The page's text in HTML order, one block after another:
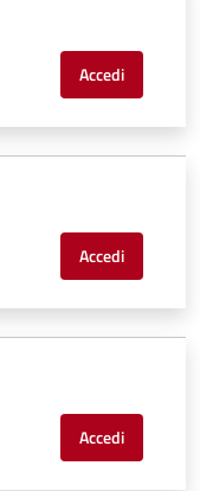
Accedi
Accedi
Accedi